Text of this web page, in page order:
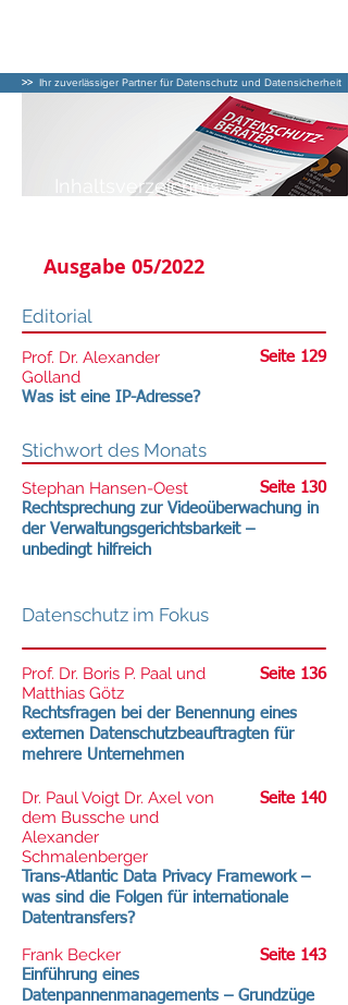
>> Ihr zuverlässiger Partner für Datenschutz und Datensicherheit
Inhaltsverzeichnis
Ausgabe 05/2022
Editorial
Prof. Dr. Alexander
Golland
Seite 129
Was ist eine IP-Adresse?
Stichwort des Monats
Stephan Hansen-Oest
Seite 130
Rechtsprechung zur Videoüberwachung in
der Verwaltungsgerichtsbarkeit –
unbedingt hilfreich
Datenschutz im Fokus
Prof. Dr. Boris P. Paal und
Matthias Götz
Rechtsfragen bei der Benennung eines
externen Datenschutzbeauftragten für
mehrere Unternehmen
Seite 136
Dr. Paul Voigt Dr. Axel von
dem Bussche und
Alexander
Schmalenberger
Seite 140
Trans-Atlantic Data Privacy Framework –
was sind die Folgen für internationale
Datentransfers?
Seite 143
Frank Becker
Einführung eines
Datenpannenmanagements – Grundzüge